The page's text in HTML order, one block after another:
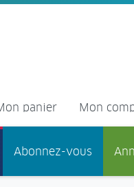
panier Mon
Abonnez-vous